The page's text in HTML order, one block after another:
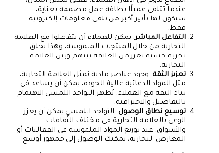
عندما تتلقى عميلًا بطاقة عمل مصممة بعناية،
سيكون لها تأثير أكبر من تلقي معلومات إلكترونية
فقط.
التفاعل المباشر: يمكن للعملاء أن يتفاعلوا مع العلامة
التجارية من خلال المنتجات الملموسة، وهذا يخلق
تجربة حسية تعزز من العلاقة بينهم وبين العلامة
التجارية.
تعزيز الثقة: وجود عناصر مادية تمثل العلامة التجارية،
مثل المواد الدعائية عالية الجودة، يمكن أن يساعد في
بناء الثقة مع العملاء. يُظهر التواجد اللمسي الاهتمام
بالتفاصيل والاحترافية.
توسيع نطاق الوصول: التواجد اللمسي يمكن أن يعزز
الوعي بالعلامة التجارية في مختلف الثقافات
والأسواق. عند توزيع المواد الملموسة في الفعاليات أو
المعارض التجارية، يمكنك الوصول إلى جمهور أوسع.